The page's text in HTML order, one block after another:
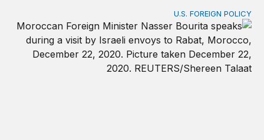
إسرائيل وأفريقيا وليبيا: الأوراق الرابحة في سياسة المغرب
U.S. FOREIGN POLICY